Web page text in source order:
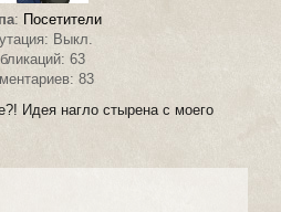
: Посетители
Выкл.
63
83
Идея нагло стырена с моего